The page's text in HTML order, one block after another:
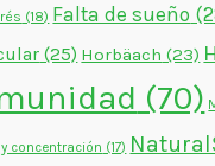
(18) Falta de sueño
(25) Horbäach (23)
(70)
concentración (17)